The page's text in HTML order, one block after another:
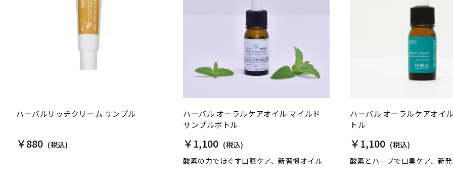
ハーバルリッチクリーム サンプル
￥880 (税込)
ハーバル オーラルケアオイル マイルド
サンプルボトル
￥1,100 (税込)
酸素の力でほぐす口腔ケア、新習慣オイル
ハーバル オーラルケアオイル サンプル
トル
￥1,100 (税込)
酸素とハーブで口臭ケア、新